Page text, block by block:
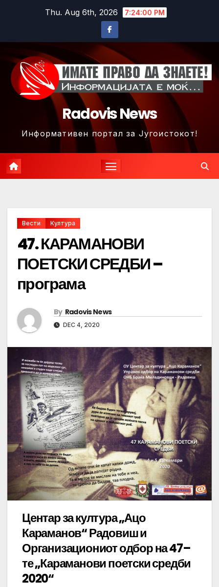
Thu. Aug 6th, 2026 7:24:03 PM
Radovis News
Информативен портал за Југоистокот!
Вести Култура
47. КАРАМАНОВИ
ПОЕТСКИ СРЕДБИ –
програма
By Radovis News
DEC 4, 2020
Центар за култура „Ацо
Караманов“ Радовиш и
Организациониот одбор на 47–
те „Караманови поетски средби
2020“